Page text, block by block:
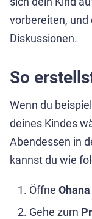
vorbereiten, und
Diskussionen.
So
Wenn du
deines Kindes
Abendessen in
kannst du wie
Öffne Ohana
Gehe zum